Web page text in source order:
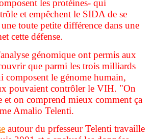
les protéines- qui
et empêchent le SIDA de se
toute petite différence dans une
cette défense.
génomique ont permis aux
que parmi les trois milliards
composent le génome humain,
pouvaient contrôler le VIH. "On
et on comprend mieux comment ça
Amalio Telenti.
autour du prfesseur Telenti travaille